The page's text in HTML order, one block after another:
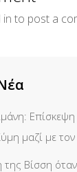
in to post a
μαζί με
της Βίσση